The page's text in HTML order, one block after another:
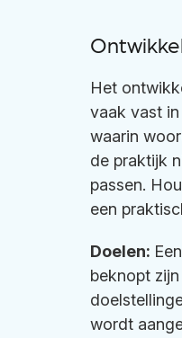
Het
vaak vast
waarin
de praktijk
passen.
een
Doelen:
beknopt
wordt